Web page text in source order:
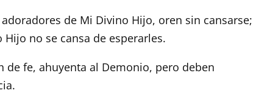
de Mi Divino Hijo, oren sin cansarse;
no se cansa de esperarles.
de fe, ahuyenta al Demonio, pero deben